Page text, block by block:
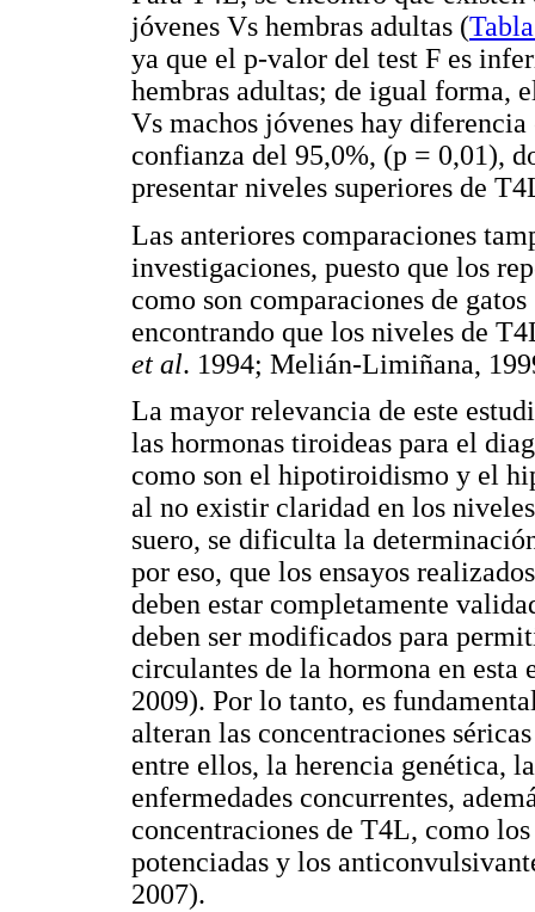
jóvenes Vs hembras adultas (
ya que el p-valor del test F es
hembras adultas; de igual forma,
Vs machos jóvenes hay
confianza del 95,0%, (p = 0,01),
presentar niveles superiores de
Las anteriores comparaciones
investigaciones, puesto que los
como son comparaciones de
encontrando que los niveles de
et al. 1994; Melián-Limiñana,
La mayor relevancia de este
las hormonas tiroideas para el
como son el hipotiroidismo y el
al no existir claridad en los
suero, se dificulta la
por eso, que los ensayos
deben estar completamente
deben ser modificados para
circulantes de la hormona en esta
2009). Por lo tanto, es
alteran las concentraciones
entre ellos, la herencia genética,
enfermedades concurrentes,
concentraciones de T4L, como
potenciadas y los
2007).